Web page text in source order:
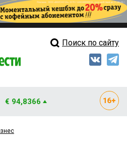
Свежий выпускПоиск по сайту
€ 94,8366